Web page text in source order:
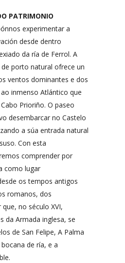
PATRIMONIO
experimentar a
desde dentro
da ría de Ferrol. A
porto natural ofrece un
ventos dominantes e dos
inmenso Atlántico que
Prioriño. O paseo
desembarcar no Castelo
a súa entrada natural
Con esta
comprender por
como lugar
os tempos antigos
romanos, dos
no século XVI,
da Armada inglesa, se
de San Felipe, A Palma
de ría, e a